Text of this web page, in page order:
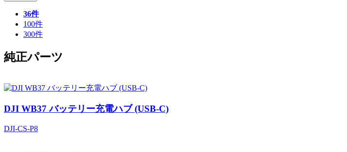
36件
100件
300件
純正パーツ
DJI WB37 バッテリー充電ハブ (USB-C)
DJI-CS-P8